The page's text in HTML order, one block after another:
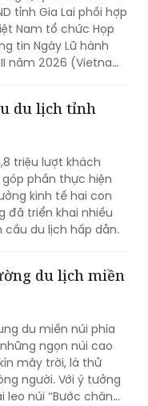
tỉnh Gia Lai phối hợp
Nam tổ chức Họp
tin Ngày Lữ hành
năm 2026 (Vietnam
du lịch tỉnh
triệu lượt khách
phần thực hiện
kinh tế hai con
đã triển khai nhiều
du lịch hấp dẫn.
du lịch miền
du miền núi phía
ngọn núi cao
mây trời, là thử
người. Với ý tưởng
núi ‘’Bước chân